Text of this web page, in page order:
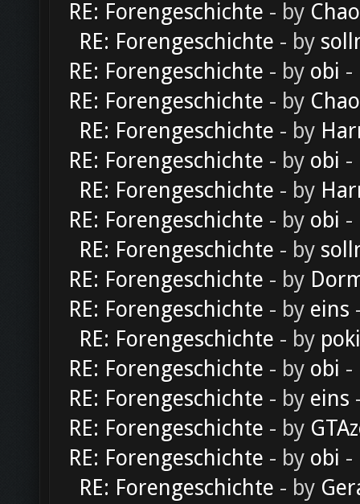
RE: Forengeschichte - by
RE: Forengeschichte - by
RE: Forengeschichte - by obi -
RE: Forengeschichte - by
RE: Forengeschichte - by
RE: Forengeschichte - by obi -
RE: Forengeschichte - by
RE: Forengeschichte - by obi -
RE: Forengeschichte - by
RE: Forengeschichte - by
RE: Forengeschichte - by eins
RE: Forengeschichte - by
RE: Forengeschichte - by obi -
RE: Forengeschichte - by eins
RE: Forengeschichte - by
RE: Forengeschichte - by obi -
RE: Forengeschichte - by